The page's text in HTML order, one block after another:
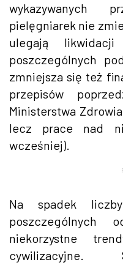
wykazywanych
pielęgniarek nie
ulegają likwidacji
poszczególnych
zmniejsza się też
przepisów
Ministerstwa
lecz prace nad
wcześniej).
Na spadek
poszczególnych
niekorzystne
cywilizacyjne.